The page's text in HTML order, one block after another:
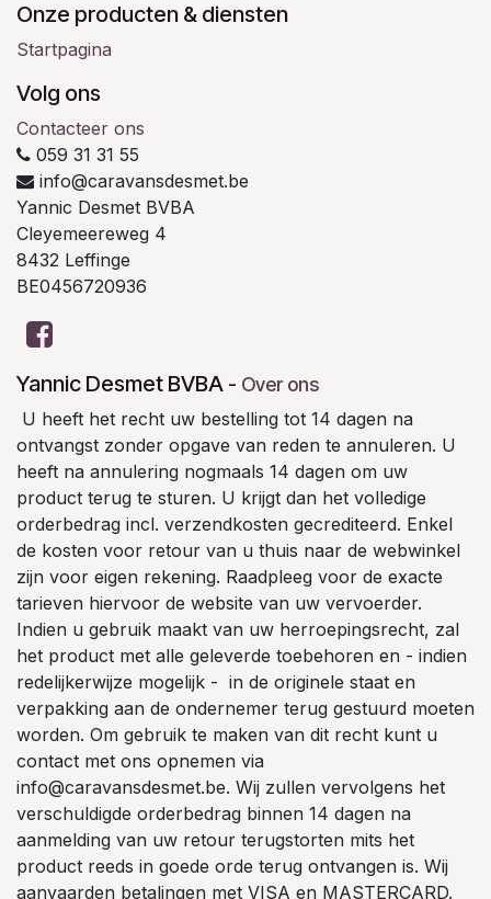
Onze producten & diensten
Startpagina
Volg ons
Contacteer ons
059 31 31 55
info@caravansdesmet.be
Yannic Desmet BVBA
Cleyemeereweg 4
8432 Leffinge
BE0456720936
Yannic Desmet BVBA - Over ons
U heeft het recht uw bestelling tot 14 dagen na
ontvangst zonder opgave van reden te annuleren. U
heeft na annulering nogmaals 14 dagen om uw
product terug te sturen. U krijgt dan het volledige
orderbedrag incl. verzendkosten gecrediteerd. Enkel
de kosten voor retour van u thuis naar de webwinkel
zijn voor eigen rekening. Raadpleeg voor de exacte
tarieven hiervoor de website van uw vervoerder.
Indien u gebruik maakt van uw herroepingsrecht, zal
het product met alle geleverde toebehoren en - indien
redelijkerwijze mogelijk - in de originele staat en
verpakking aan de ondernemer terug gestuurd moeten
worden. Om gebruik te maken van dit recht kunt u
contact met ons opnemen via
info@caravansdesmet.be. Wij zullen vervolgens het
verschuldigde orderbedrag binnen 14 dagen na
aanmelding van uw retour terugstorten mits het
product reeds in goede orde terug ontvangen is. Wij
aanvaarden betalingen met VISA en MASTERCARD.